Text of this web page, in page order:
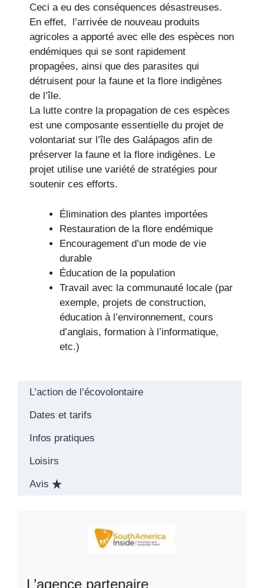
Ceci a eu des conséquences désastreuses.
En effet, l’arrivée de nouveau produits
agricoles a apporté avec elle des espèces non
endémiques qui se sont rapidement
propagées, ainsi que des parasites qui
détruisent pour la faune et la flore indigènes
de l’île.
La lutte contre la propagation de ces espèces
est une composante essentielle du projet de
volontariat sur l’île des Galápagos afin de
préserver la faune et la flore indigènes. Le
projet utilise une variété de stratégies pour
soutenir ces efforts.
Élimination des plantes importées
Restauration de la flore endémique
Encouragement d’un mode de vie
durable
Éducation de la population
Travail avec la communauté locale (par
exemple, projets de construction,
éducation à l’environnement, cours
d’anglais, formation à l’informatique,
etc.)
L’action de l’écovolontaire
Dates et tarifs
Infos pratiques
Loisirs
Avis
L’agence partenaire